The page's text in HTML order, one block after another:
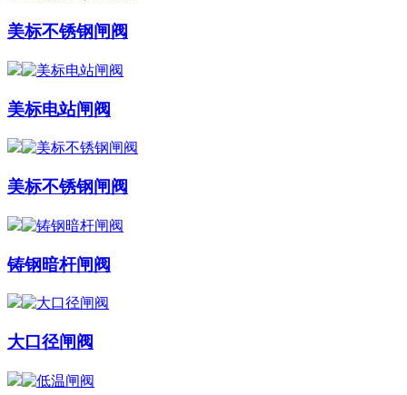
美标不锈钢闸阀
美标电站闸阀
美标不锈钢闸阀
铸钢暗杆闸阀
大口径闸阀